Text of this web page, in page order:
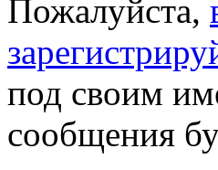
Пожалуйста,
под своим
сообщения